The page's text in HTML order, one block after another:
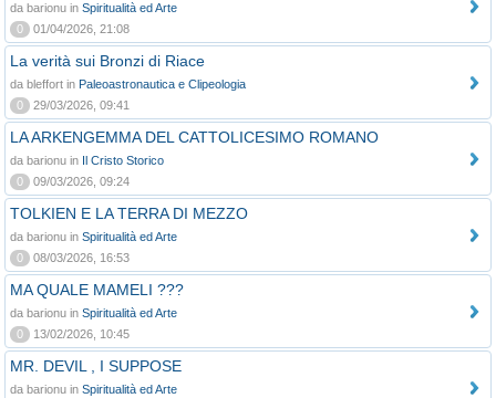
da barionu in Spiritualità ed Arte
0
01/04/2026, 21:08
La verità sui Bronzi di Riace
da bleffort in Paleoastronautica e Clipeologia
0
29/03/2026, 09:41
LA ARKENGEMMA DEL CATTOLICESIMO ROMANO
da barionu in Il Cristo Storico
0
09/03/2026, 09:24
TOLKIEN E LA TERRA DI MEZZO
da barionu in Spiritualità ed Arte
0
08/03/2026, 16:53
MA QUALE MAMELI ???
da barionu in Spiritualità ed Arte
0
13/02/2026, 10:45
MR. DEVIL , I SUPPOSE
da barionu in Spiritualità ed Arte